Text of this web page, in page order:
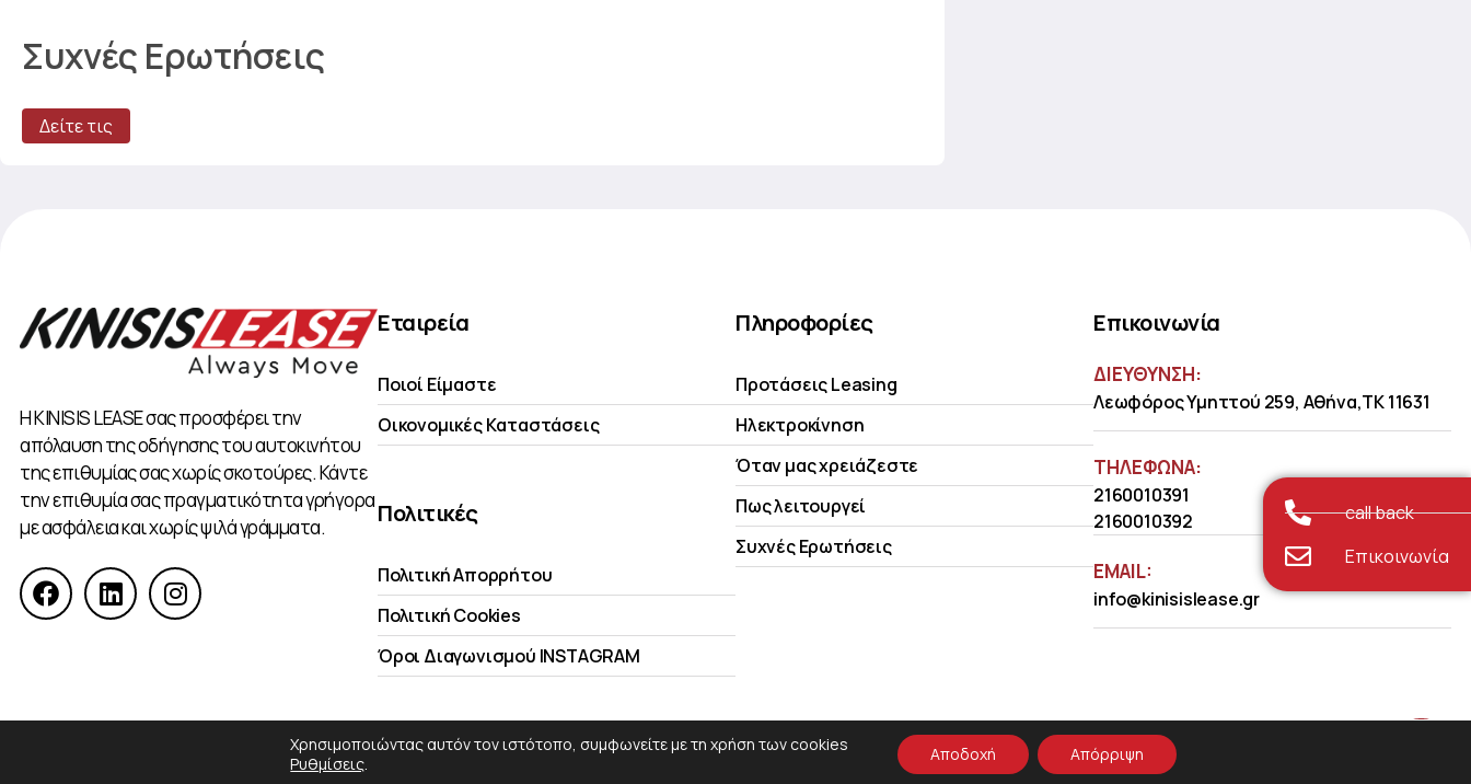
Συχνές Ερωτήσεις
Δείτε τις
Η KINISIS LEASE σας προσφέρει την
απόλαυση της οδήγησης του αυτοκινήτου
της επιθυμίας σας χωρίς σκοτούρες. Κάντε
την επιθυμία σας πραγματικότητα γρήγορα
με ασφάλεια και χωρίς ψιλά γράμματα.
Εταιρεία
Ποιοί Είμαστε
Οικονομικές Kαταστάσεις
Πολιτικές
Πολιτική Απορρήτου
Πολιτική Cookies
Όροι Διαγωνισμού INSTAGRAM
Πληροφορίες
Προτάσεις Leasing
Ηλεκτροκίνηση
Όταν μας χρειάζεστε
Πως λειτουργεί
Συχνές Ερωτήσεις
Επικοινωνία
ΔΙΕΥΘΥΝΣΗ:
Λεωφόρος Υμηττού 259, Αθήνα,ΤΚ 11631
ΤΗΛΈΦΩΝΑ:
2160010391
2160010392
EMAIL:
info@kinisislease.gr
call back
Επικοινωνία
Χρησιμοποιώντας αυτόν τον ιστότοπο, συμφωνείτε με τη χρήση των cookies
Ρυθμίσεις. Αποδοχή Απόρριψη